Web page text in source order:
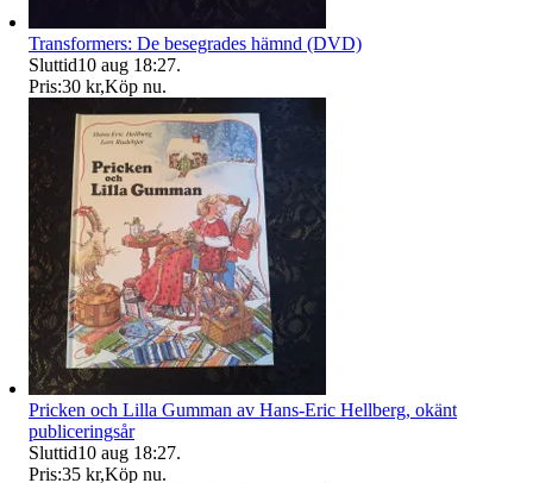
Transformers: De besegrades hämnd (DVD)
Sluttid10 aug 18:27.
Pris:30 kr,Köp nu.
Pricken och Lilla Gumman av Hans-Eric Hellberg, okänt
publiceringsår
Sluttid10 aug 18:27.
Pris:35 kr,Köp nu.